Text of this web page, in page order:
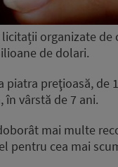
organizate de
de dolari.
piatra preţioasă, de
în vârstă de 7 ani.
mai multe
pentru cea mai